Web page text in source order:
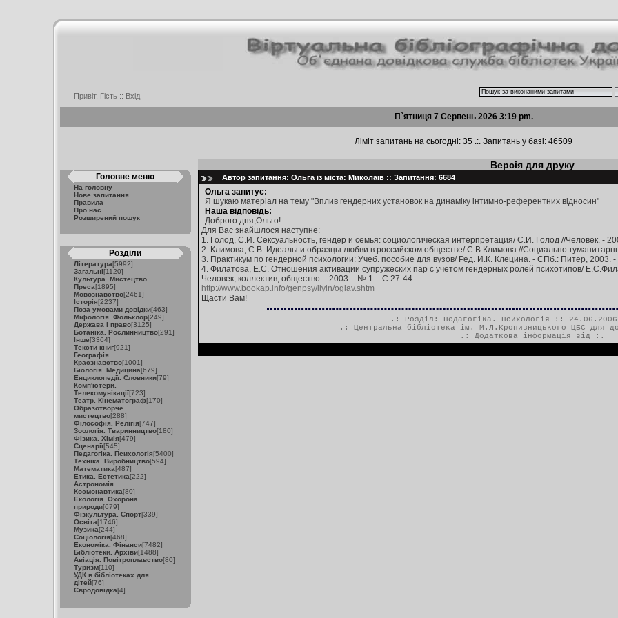
Привіт, Гість :: Вхід
П`ятниця 7 Серпень 2026 3:19 pm.
Ліміт запитань на сьогодні: 35 .:. Запитань у базі: 46509
Головне меню
На головну
Нове запитання
Правила
Про нас
Розширений пошук
Розділи
Література[5992]
Загальні[1120]
Культура. Мистецтво.
Преса[1895]
Мовознавство[2461]
Історія[2237]
Поза умовами довідки[463]
Міфологія. Фольклор[249]
Держава і право[3125]
Ботаніка. Рослинництво[291]
Інше[3364]
Тексти книг[921]
Географія.
Краєзнавство[1001]
Біологія. Медицина[679]
Енциклопедії. Словники[79]
Комп'ютери.
Телекомунікації[723]
Театр. Кінематограф[170]
Образотворче
мистецтво[288]
Філософія. Релігія[747]
Зоологія. Тваринництво[180]
Фізика. Хімія[479]
Сценарії[545]
Педагогіка. Психологія[5400]
Техніка. Виробництво[594]
Математика[487]
Етика. Естетика[222]
Астрономія.
Космонавтика[80]
Екологія. Охорона
природи[679]
Фізкультура. Спорт[339]
Освіта[1746]
Музика[244]
Соціологія[468]
Економіка. Фінанси[7482]
Бібліотеки. Архіви[1488]
Авіація. Повітроплавство[80]
Туризм[110]
УДК в бібліотеках для
дітей[76]
Євродовідка[4]
Версія для друку
Автор запитання: Ольга із міста: Миколаїв :: Запитання: 6684
Ольга запитує:
Я шукаю матеріал на тему "Вплив гендерних установок на динаміку інтимно-референтних відносин"
Наша відповідь:
Доброго дня,Ольго!
Для Вас знайшлося наступне:
1. Голод, С.И. Сексуальность, гендер и семья: социологическая интерпретация/ С.И. Голод //Человек. -
2. Климова, С.В. Идеалы и образцы любви в российском обществе/ С.В.Климова //Социально-
3. Практикум по гендерной психологии: Учеб. пособие для вузов/ Ред. И.К. Клецина. - СПб.: Питер, 2003. -
4. Филатова, Е.С. Отношения активации супружеских пар с учетом гендерных ролей психотипов/
Человек, коллектив, общество. - 2003. - № 1. - С.27-44.
http://www.bookap.info/genpsy/ilyin/oglav.shtm
Щасти Вам!
.: Розділ: Педагогіка. Психологія ::
.: Центральна бібліотека ім. М.Л.Кропивницького ЦБС для
.: Додаткова інформація від :.